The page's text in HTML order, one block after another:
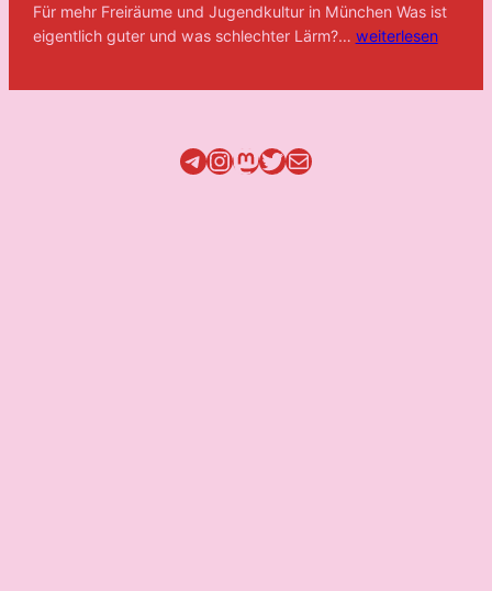
Großstreik
Fridays
Für mehr Freiräume und Jugendkultur in München Was ist
eigentlich guter und was schlechter Lärm?… Demo
weiterlesen
Telegram
Instagram
Mastodon
Twitter
Mail